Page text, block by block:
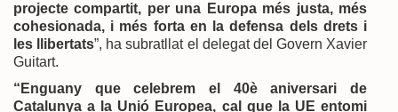
projecte compartit, per una Europa més justa, més
cohesionada, i més forta en la defensa dels drets i
les llibertats”, ha subratllat el delegat del Govern Xavier
Guitart.
“Enguany que celebrem el 40è aniversari de
Catalunya a la Unió Europea, cal que la UE entomi